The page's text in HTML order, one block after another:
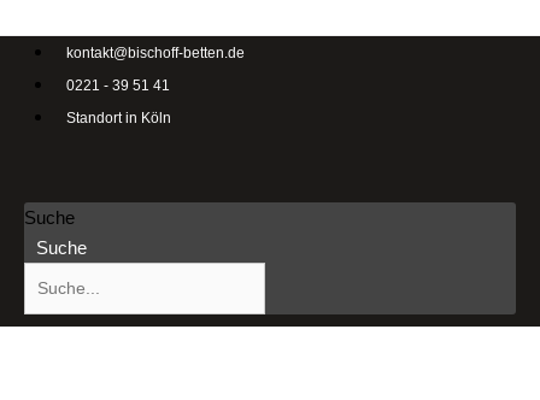
kontakt@bischoff-betten.de
0221 - 39 51 41
Standort in Köln
Suche
Suche